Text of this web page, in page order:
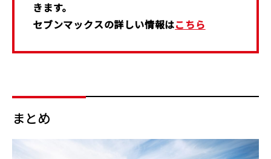
きます。
セブンマックスの詳しい情報はこちら
まとめ